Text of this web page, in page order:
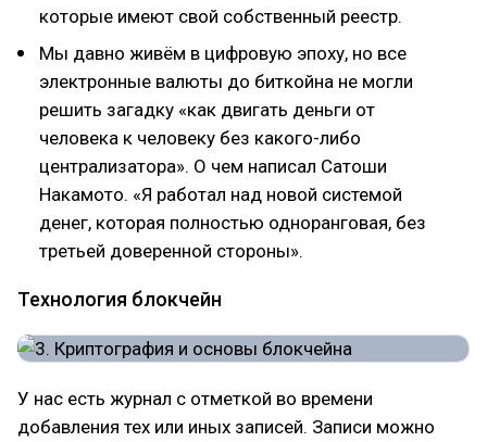
которые имеют свой собственный реестр.
Мы давно живём в цифровую эпоху, но все
электронные валюты до биткойна не могли
решить загадку «как двигать деньги от
человека к человеку без какого-либо
централизатора». О чем написал Сатоши
Накамото. «Я работал над новой системой
денег, которая полностью одноранговая, без
третьей доверенной стороны».
Технология блокчейн
У нас есть журнал с отметкой во времени
добавления тех или иных записей. Записи можно